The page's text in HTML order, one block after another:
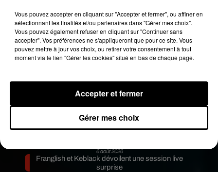
Publié : 11 juillet 2018 à 13h30 par Stéphane
Une grosse surprise attend égalementles fans de
football américain à la fin du clip, avec
l’apparition de deux guests de choix : Odell
Beckham Jr. et Brad Wing, joueurs stars de
sent bon le tube de l’été
6 août 2026
Franglish et Keblack dévoilent une session live
surprise
Vous pouvez accepter en cliquant sur "Accepter et fermer", ou affiner en
sélectionnant les finalités et/ou partenaires dans "Gérer mes choix".
Vous pouvez également refuser en cliquant sur "Continuer sans
accepter". Vos préférences ne s'appliqueront que pour ce site. Vous
pouvez mettre à jour vos choix, ou retirer votre consentement à tout
moment via le lien "Gérer les cookies" situé en bas de chaque page.
Gérer mes choix
Accepter et fermer